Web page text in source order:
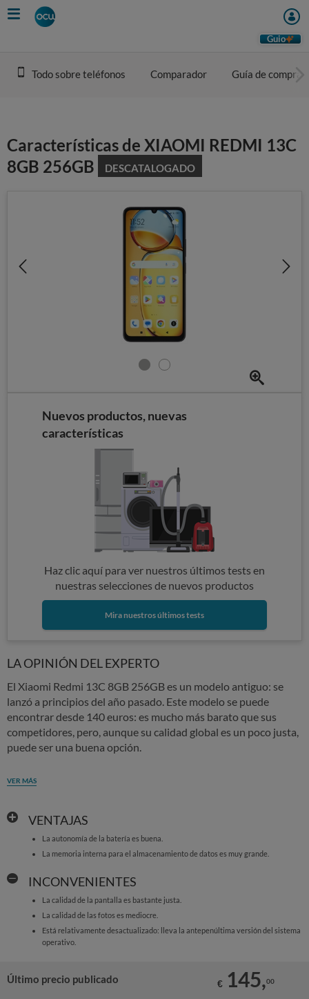
Skip
to
Guio
Todo sobre teléfonos Comparador Guía de compra
Características de XIAOMI REDMI 13C
8GB 256GB
DESCATALOGADO
Nuevos productos, nuevas
características
Haz clic aquí para ver nuestros últimos tests en
nuestras selecciones de nuevos productos
Mira nuestros últimos tests
LA OPINIÓN DEL EXPERTO
El Xiaomi Redmi 13C 8GB 256GB es un modelo antiguo: se
lanzó a principios del año pasado. Este modelo se puede
encontrar desde 140 euros: es mucho más barato que sus
competidores, pero, aunque su calidad global es un poco justa,
puede ser una buena opción.
VER MÁS
VENTAJAS
La autonomía de la batería es buena.
La memoria interna para el almacenamiento de datos es muy grande.
INCONVENIENTES
La calidad de la pantalla es bastante justa.
La calidad de las fotos es mediocre.
Está relativamente desactualizado: lleva la antepenúltima versión del sistema
operativo.
Último precio publicado € 145,00